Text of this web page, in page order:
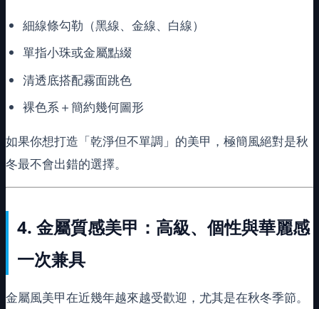
細線條勾勒（黑線、金線、白線）
單指小珠或金屬點綴
清透底搭配霧面跳色
裸色系＋簡約幾何圖形
如果你想打造「乾淨但不單調」的美甲，極簡風絕對是秋
冬最不會出錯的選擇。
4. 金屬質感美甲：高級、個性與華麗感
一次兼具
金屬風美甲在近幾年越來越受歡迎，尤其是在秋冬季節。